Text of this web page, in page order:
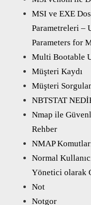
MSI ve EXE
Parametreleri –
Parameters for
Multi Bootable
Müşteri Kaydı
Müşteri
NBTSTAT
Nmap ile
Rehber
NMAP
Normal
Yönetici olarak
Not
Notgor